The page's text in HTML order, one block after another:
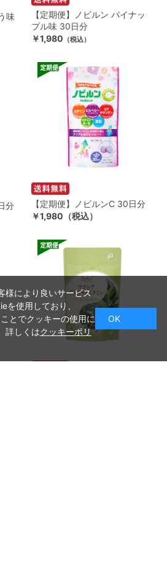
味
【定期便】ノビルン パイナッ
プル味 30日分
￥1,980 （税込）
分
【定期便】ノビルンC 30日分
￥1,980（税込）
様により良いサービス
を使用しており、
とでクッキーの使用に
詳しくはクッキーポリ
OK